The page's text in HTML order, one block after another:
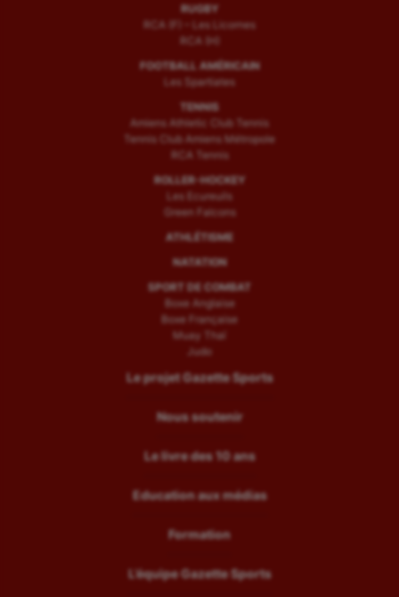
RUGBY
RCA (F) – Les Licornes
RCA (H)
FOOTBALL AMÉRICAIN
Les Spartiates
TENNIS
Amiens Athletic Club Tennis
Tennis Club Amiens Métropole
RCA Tennis
ROLLER-HOCKEY
Les Ecureuils
Green Falcons
ATHLÉTISME
NATATION
SPORT DE COMBAT
Boxe Anglaise
Boxe Française
Muay Thaï
Judo
Le projet Gazette Sports
Nous soutenir
Le livre des 10 ans
Education aux médias
Formation
L’équipe Gazette Sports